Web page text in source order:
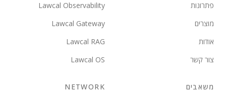
פתרונות
מוצרים
אודות
צור קשר
Lawcal Observability
Lawcal Gateway
Lawcal RAG
Lawcal OS
משאבים NETWORK